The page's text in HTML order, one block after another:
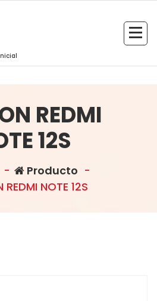
REDMI
12S
- Producto -
REDMI NOTE 12S